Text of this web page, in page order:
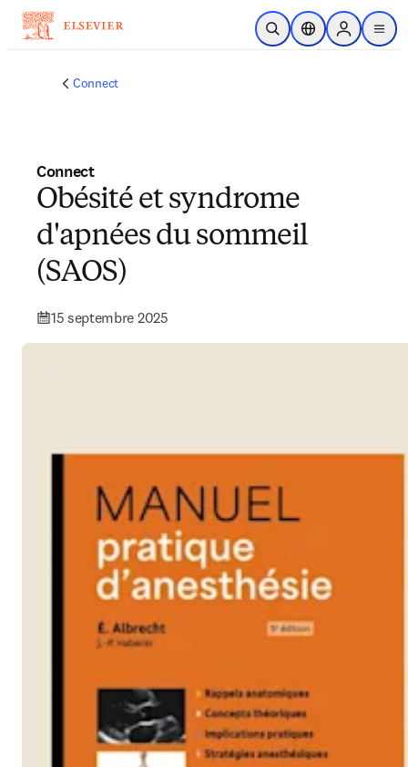
Passer au contenu principal
Ouvrir la recherche
Sélecteur de
Sign in to
menu
Connect
Connect
Obésité et syndrome
d'apnées du sommeil
(SAOS)
15 septembre 2025